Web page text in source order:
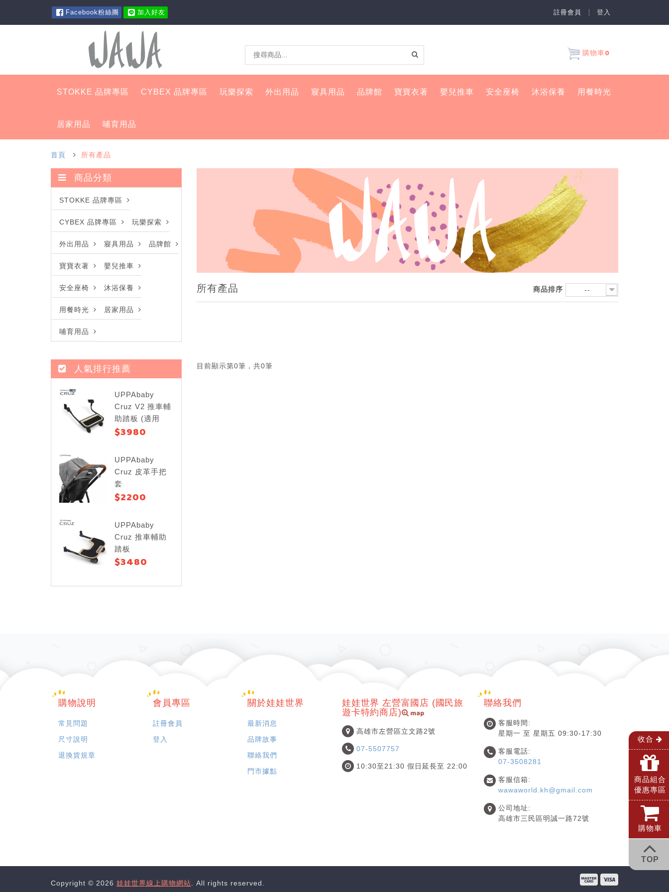
Facebook粉絲團 加入好友 註冊會員 登入
購物車0
STOKKE 品牌專區 CYBEX 品牌專區 玩樂探索 外出用品 寢具用品 品牌館 寶寶衣著 嬰兒推車 安全座椅 沐浴保養 用餐時光
居家用品 哺育用品
首頁 所有產品
商品分類
STOKKE 品牌專區
CYBEX 品牌專區 玩樂探索
外出用品 寢具用品 品牌館
寶寶衣著 嬰兒推車
安全座椅 沐浴保養
用餐時光 居家用品
哺育用品
人氣排行推薦
UPPAbaby
Cruz V2 推車輔
助踏板 (適用
Cruz V2)
$3980
UPPAbaby
Cruz 皮革手把
套
$2200
UPPAbaby
Cruz 推車輔助
踏板
$3480
所有產品 商品排序 --
目前顯示第0筆，共0筆
購物說明
常見問題
尺寸說明
退換貨規章
會員專區
註冊會員
登入
關於娃娃世界
最新消息
品牌故事
聯絡我們
門市據點
娃娃世界 左營富國店 (國民旅
遊卡特約商店)
map
高雄市左營區立文路2號
07-5507757
10:30至21:30 假日延長至 22:00
聯絡我們
客服時間:
星期一 至 星期五 09:30-17:30
客服電話:
07-3508281
客服信箱:
wawaworld.kh@gmail.com
公司地址:
高雄市三民區明誠一路72號
Copyright © 2026 娃娃世界線上購物網站. All rights reserved.
收合
商品組合
優惠專區
購物車
TOP